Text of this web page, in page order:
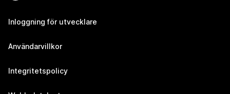
Inloggning för utvecklare
Användarvillkor
Integritetspolicy